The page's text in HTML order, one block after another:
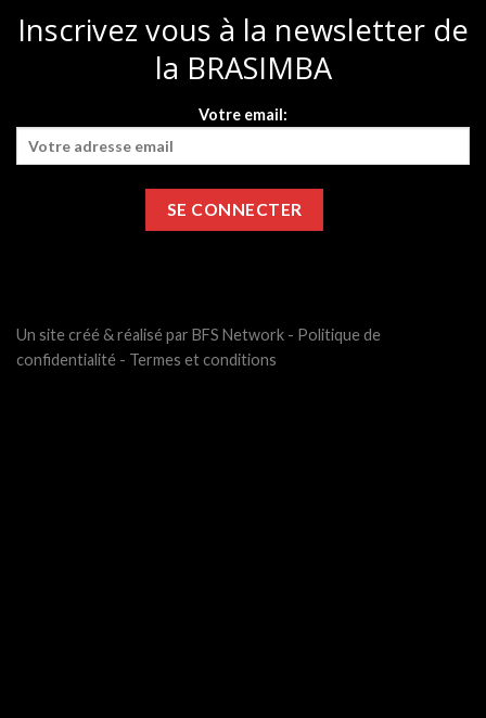
Inscrivez vous à la newsletter de
la BRASIMBA
Votre email:
Un site créé & réalisé par BFS Network - Politique de
confidentialité - Termes et conditions